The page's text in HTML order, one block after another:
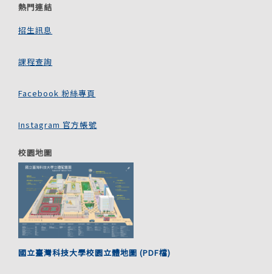
熱門連結
招生訊息
課程查詢
Facebook 粉絲專頁
Instagram 官方帳號
校園地圖
國立臺灣科技大學校園立體地圖 (PDF檔)